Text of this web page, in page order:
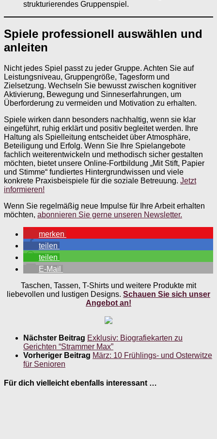
strukturierendes Gruppenspiel.
Spiele professionell auswählen und
anleiten
Nicht jedes Spiel passt zu jeder Gruppe. Achten Sie auf
Leistungsniveau, Gruppengröße, Tagesform und
Zielsetzung. Wechseln Sie bewusst zwischen kognitiver
Aktivierung, Bewegung und Sinneserfahrungen, um
Überforderung zu vermeiden und Motivation zu erhalten.
Spiele wirken dann besonders nachhaltig, wenn sie klar
eingeführt, ruhig erklärt und positiv begleitet werden. Ihre
Haltung als Spielleitung entscheidet über Atmosphäre,
Beteiligung und Erfolg. Wenn Sie Ihre Spielangebote
fachlich weiterentwickeln und methodisch sicher gestalten
möchten, bietet unsere Online-Fortbildung „Mit Stift, Papier
und Stimme“ fundiertes Hintergrundwissen und viele
konkrete Praxisbeispiele für die soziale Betreuung. Jetzt
informieren!
Wenn Sie regelmäßig neue Impulse für Ihre Arbeit erhalten
möchten, abonnieren Sie gerne unseren Newsletter.
merken
teilen
teilen
E-Mail
Taschen, Tassen, T-Shirts und weitere Produkte mit
liebevollen und lustigen Designs. Schauen Sie sich unser
Angebot an!
Nächster Beitrag Exklusiv: Biografiekarten zu
Gerichten “Strammer Max”
Vorheriger Beitrag März: 10 Frühlings- und Osterwitze
für Senioren
Für dich vielleicht ebenfalls interessant …